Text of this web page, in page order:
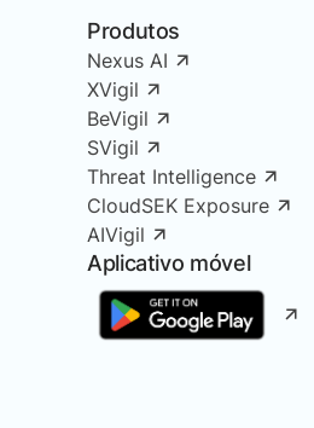
Produtos
Nexus AI
XVigil
BeVigil
SVigil
Threat Intelligence
CloudSEK Exposure
AIVigil
Aplicativo móvel